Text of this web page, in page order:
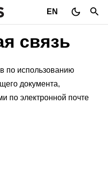
EN
связь
по использованию
документа,
по электронной почте